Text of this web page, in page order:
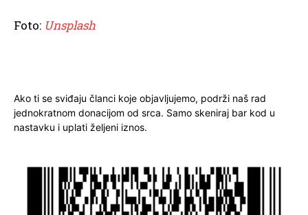
Foto: Unsplash
Ako ti se sviđaju članci koje objavljujemo, podrži naš rad
jednokratnom donacijom od srca. Samo skeniraj bar kod u
nastavku i uplati željeni iznos.